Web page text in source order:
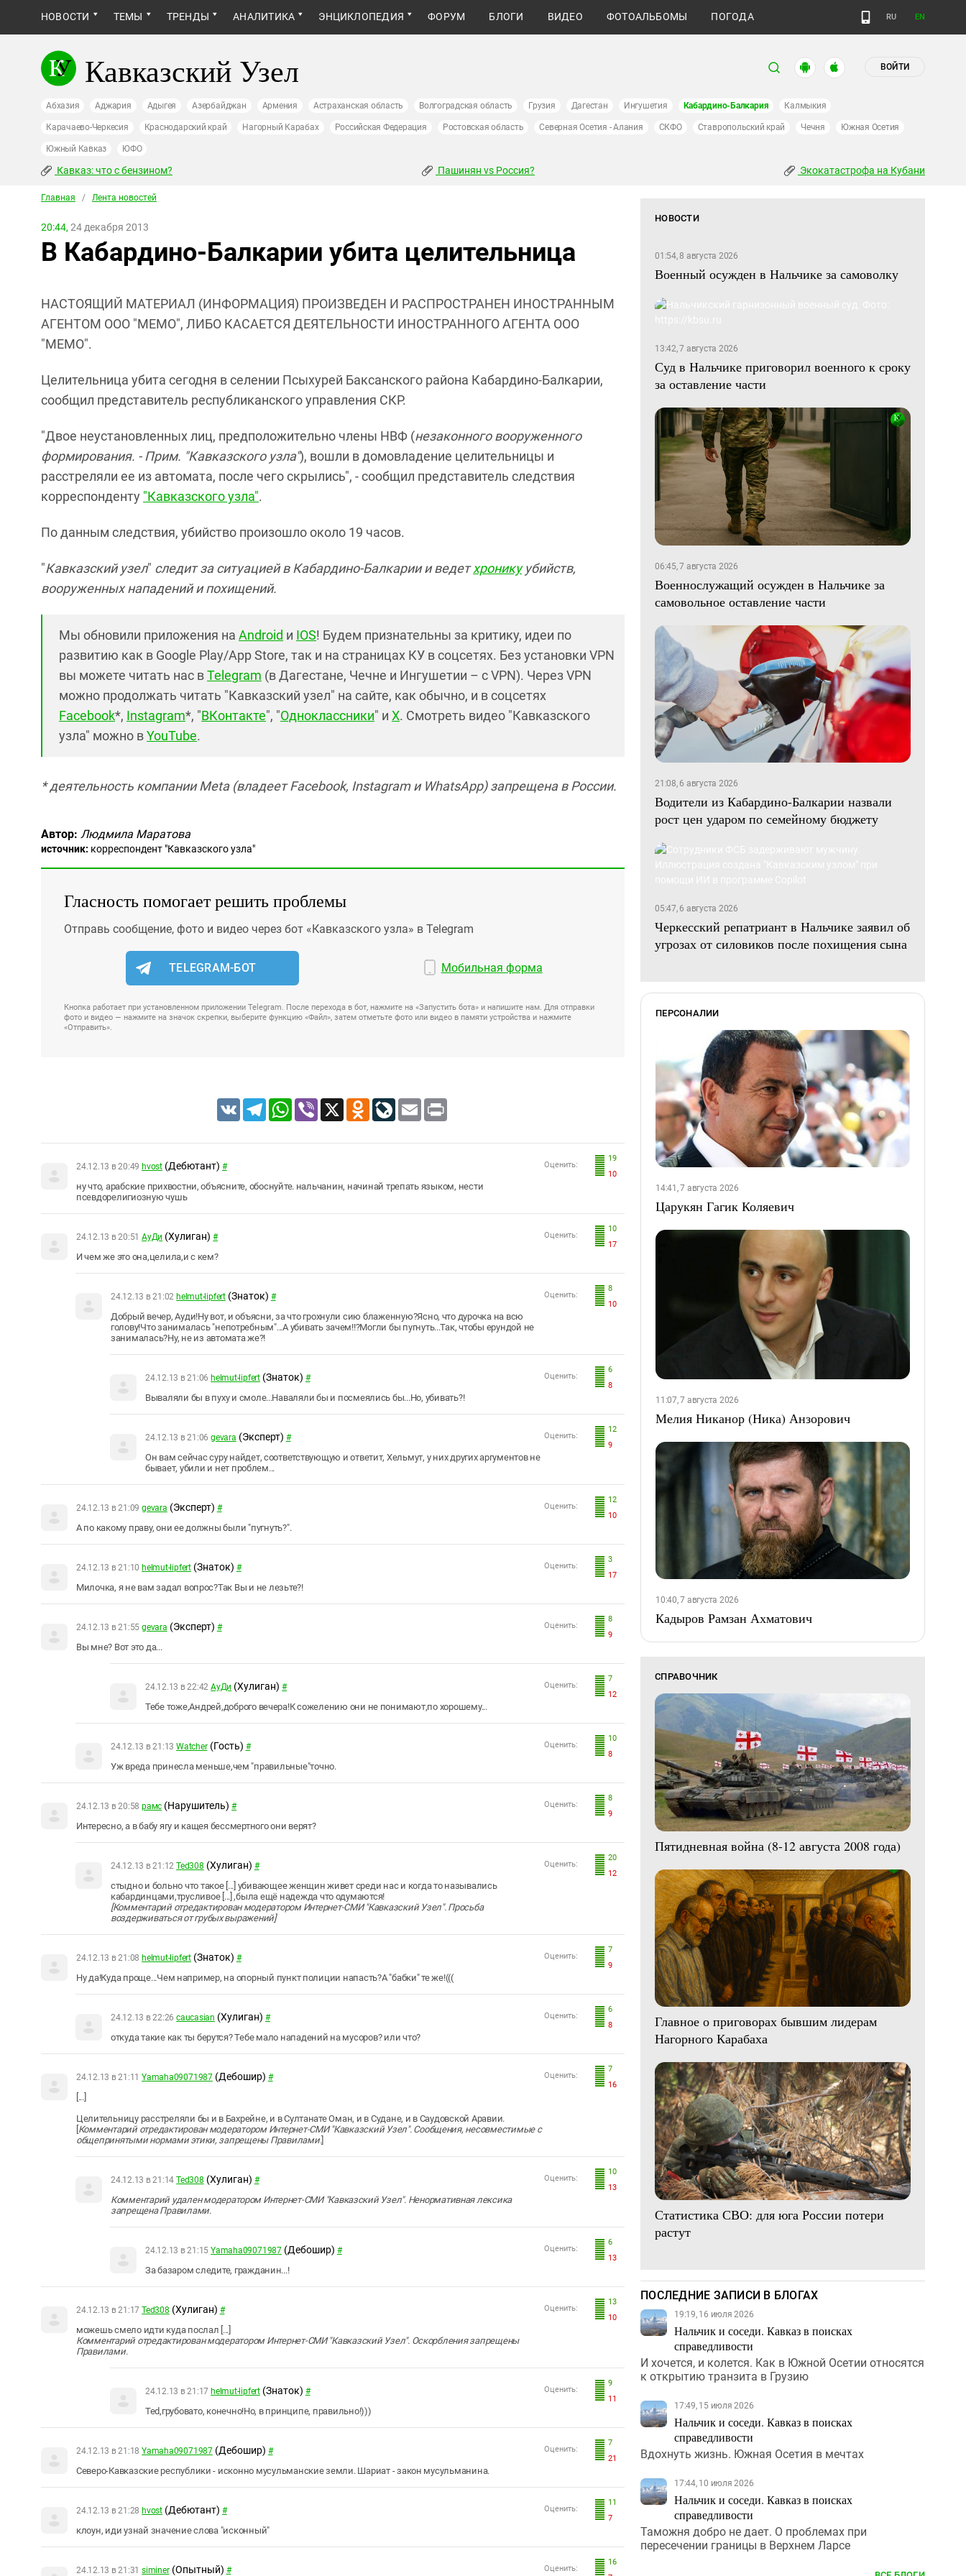
НОВОСТИ ТЕМЫ ТРЕНДЫ АНАЛИТИКА ЭНЦИКЛОПЕДИЯ ФОРУМ БЛОГИ ВИДЕО ФОТОАЛЬБОМЫ ПОГОДА RU EN
Кавказский Узел ВОЙТИ
Абхазия Аджария Адыгея Азербайджан Армения Астраханская область Волгоградская область Грузия Дагестан Ингушетия Кабардино-Балкария Калмыкия
Карачаево-Черкесия Краснодарский край Нагорный Карабах Российская Федерация Ростовская область Северная Осетия - Алания СКФО Ставропольский край Чечня Южная Осетия
Южный Кавказ ЮФО
Кавказ: что с бензином? Пашинян vs Россия? Экокатастрофа на Кубани
Главная / Лента новостей
20:44, 24 декабря 2013
В Кабардино-Балкарии убита целительница
НАСТОЯЩИЙ МАТЕРИАЛ (ИНФОРМАЦИЯ) ПРОИЗВЕДЕН И РАСПРОСТРАНЕН ИНОСТРАННЫМ
АГЕНТОМ ООО "МЕМО", ЛИБО КАСАЕТСЯ ДЕЯТЕЛЬНОСТИ ИНОСТРАННОГО АГЕНТА ООО
"МЕМО".
Целительница убита сегодня в селении Псыхурей Баксанского района Кабардино-Балкарии,
сообщил представитель республиканского управления СКР.
"Двое неустановленных лиц, предположительно члены НВФ (незаконного вооруженного
формирования. - Прим. "Кавказского узла"), вошли в домовладение целительницы и
расстреляли ее из автомата, после чего скрылись", - сообщил представитель следствия
корреспонденту "Кавказского узла".
По данным следствия, убийство произошло около 19 часов.
"Кавказский узел" следит за ситуацией в Кабардино-Балкарии и ведетхроникуубийств,
вооруженных нападений и похищений.
Мы обновили приложения на Android и IOS! Будем признательны за критику, идеи по
развитию как в Google Play/App Store, так и на страницах КУ в соцсетях. Без установки VPN
вы можете читать нас вTelegram (в Дагестане, Чечне и Ингушетии – с VPN). Через VPN
можно продолжать читать "Кавказский узел" на сайте, как обычно, и в соцсетях
Facebook*, Instagram*, "ВКонтакте", "Одноклассники" и X. Смотреть видео "Кавказского
узла" можно вYouTube.
* деятельность компании Meta (владеет Facebook, Instagram и WhatsApp) запрещена в России.
Автор: Людмила Маратова
источник: корреспондент "Кавказского узла"
Гласность помогает решить проблемы
Отправь сообщение, фото и видео через бот «Кавказского узла» в Telegram
TELEGRAM-БОТ Мобильная форма
Кнопка работает при установленном приложении Telegram. После перехода в бот, нажмите на «Запустить бота» и напишите нам. Для отправки
фото и видео — нажмите на значок скрепки, выберите функцию «Файл», затем отметьте фото или видео в памяти устройства и нажмите
«Отправить».
VK TelegramWhatsApp
Viber X Odnoklassniki
LiveJournal
Email
19
10
Оценить:
24.12.13 в 20:49 hvost (Дебютант) #
ну что, арабские прихвостни, объясните, обоснуйте. нальчанин, начинай трепать языком, нести
псевдорелигиозную чушь
10
17
Оценить:
24.12.13 в 20:51 АуДи (Хулиган) #
И чем же это она,целила,и с кем?
8
10
Оценить:
24.12.13 в 21:02 helmut-lipfert (Знаток) #
Добрый вечер, Ауди!Ну вот, и объясни, за что грохнули сию блаженную?Ясно, что дурочка на всю
голову!Что занималась "непотребным"...А убивать зачем!!?Могли бы пугнуть...Так, чтобы ерундой не
занималась?Ну, не из автомата же?!
6
8
Оценить:
24.12.13 в 21:06 helmut-lipfert (Знаток) #
Вываляли бы в пуху и смоле...Наваляли бы и посмеялись бы...Но, убивать?!
12
9
Оценить:
24.12.13 в 21:06 gevara (Эксперт) #
Он вам сейчас суру найдет, соответствующую и ответит, Хельмут, у них других аргументов не
бывает, убили и нет проблем...
12
10
Оценить:
24.12.13 в 21:09 gevara (Эксперт) #
А по какому праву, они ее должны были "пугнуть?".
3
17
Оценить:
24.12.13 в 21:10 helmut-lipfert (Знаток) #
Милочка, я не вам задал вопрос?Так Вы и не лезьте?!
8
9
Оценить:
24.12.13 в 21:55 gevara (Эксперт) #
Вы мне? Вот это да...
7
12
Оценить:
24.12.13 в 22:42 АуДи (Хулиган) #
Тебе тоже,Андрей,доброго вечера!К сожелению они не понимают,по хорошему...
10
8
Оценить:
24.12.13 в 21:13 Watcher (Гость) #
Уж вреда принесла меньше,чем "правильные"точно.
8
9
Оценить:
24.12.13 в 20:58 рамс (Нарушитель) #
Интересно, а в бабу ягу и кащея бессмертного они верят?
20
12
Оценить:
24.12.13 в 21:12 Ted308 (Хулиган) #
стыдно и больно что такое [...] убивающее женщин живет среди нас и когда то назывались
кабардинцами,трусливое [...] ,была ещё надежда что одумаются!
[Комментарий отредактирован модератором Интернет-СМИ "Кавказский Узел". Просьба
воздерживаться от грубых выражений]
7
9
Оценить:
24.12.13 в 21:08 helmut-lipfert (Знаток) #
Ну да!Куда проще...Чем например, на опорный пункт полиции напасть?А "бабки" те же!(((
6
8
Оценить:
24.12.13 в 22:26 caucasian (Хулиган) #
откуда такие как ты берутся? Тебе мало нападений на мусоров? или что?
7
16
Оценить:
24.12.13 в 21:11 Yamaha09071987 (Дебошир) #
[...]
Целительницу расстреляли бы и в Бахрейне, и в Султанате Оман, и в Судане, и в Саудовской Аравии.
Комментарий отредактирован модератором Интернет-СМИ "Кавказский Узел". Сообщения, несовместимые с
общепринятыми нормами этики, запрещены Правилами.]
10
13
Оценить:
24.12.13 в 21:14 Ted308 (Хулиган) #
Комментарий удален модератором Интернет-СМИ "Кавказский Узел". Ненормативная лексика
запрещена Правилами.
6
13
Оценить:
24.12.13 в 21:15 Yamaha09071987 (Дебошир) #
За базаром следите, гражданин...!
13
10
Оценить:
24.12.13 в 21:17 Ted308 (Хулиган) #
можешь смело идти куда послал [...]
Комментарий отредактирован модератором Интернет-СМИ "Кавказский Узел". Оскорбления запрещены
Правилами.
9
11
Оценить:
24.12.13 в 21:17 helmut-lipfert (Знаток) #
Ted,грубовато, конечно!Но, в принципе, правильно!)))
7
21
Оценить:
24.12.13 в 21:18 Yamaha09071987 (Дебошир) #
Северо-Кавказские республики - исконно мусульманские земли. Шариат - закон мусульманина.
11
7
Оценить:
24.12.13 в 21:28 hvost (Дебютант) #
клоун, иди узнай значение слова "исконный"
16
Оценить:
24.12.13 в 21:31 siminer (Опытный) #
НОВОСТИ
01:54, 8 августа 2026
Военный осужден в Нальчике за самоволку
13:42, 7 августа 2026
Суд в Нальчике приговорил военного к сроку
за оставление части
06:45, 7 августа 2026
Военнослужащий осужден в Нальчике за
самовольное оставление части
21:08, 6 августа 2026
Водители из Кабардино-Балкарии назвали
рост цен ударом по семейному бюджету
05:47, 6 августа 2026
Черкесский репатриант в Нальчике заявил об
угрозах от силовиков после похищения сына
ПЕРСОНАЛИИ
14:41, 7 августа 2026
Царукян Гагик Коляевич
11:07, 7 августа 2026
Мелия Никанор (Ника) Анзорович
10:40, 7 августа 2026
Кадыров Рамзан Ахматович
СПРАВОЧНИК
Пятидневная война (8-12 августа 2008 года)
Главное о приговорах бывшим лидерам
Нагорного Карабаха
Статистика СВО: для юга России потери
растут
ПОСЛЕДНИЕ ЗАПИСИ В БЛОГАХ
19:19, 16 июля 2026
Нальчик и соседи. Кавказ в поисках
справедливости
И хочется, и колется. Как в Южной Осетии относятся
к открытию транзита в Грузию
17:49, 15 июля 2026
Нальчик и соседи. Кавказ в поисках
справедливости
Вдохнуть жизнь. Южная Осетия в мечтах
17:44, 10 июля 2026
Нальчик и соседи. Кавказ в поисках
справедливости
Таможня добро не дает. О проблемах при
пересечении границы в Верхнем Ларсе